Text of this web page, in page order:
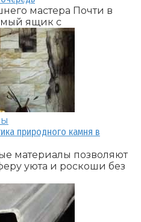
мастера Почти в
ящик с
природного камня в
материалы позволяют
уюта и роскоши без